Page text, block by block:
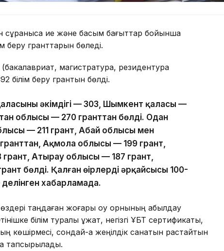
сұранысқа ие және басым бағыттар бойынша
беру гранттарын бөледі.
(бакалавриат, магистратура, резидентура
білім беру грантын бөлді.
әкімдігі — 303, Шымкент қаласы —
облысы — 270 гранттан бөлді. Одан
— 211 грант, Абай облысы мен
Ақмола облысы — 199 грант,
Атырау облысы — 187 грант,
бөлді. Қалған өңірлердің әрқайсысы 100-
хабарламада.
таңдаған жоғары оқу орнының қабылдау
білім туралы құжат, негізгі ҰБТ сертификаты,
көшірмесі, сондай-ақ жеңілдік санатын растайтын
тапсырылады.